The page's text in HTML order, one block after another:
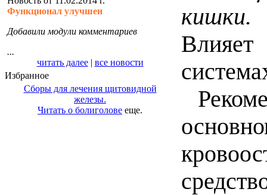
Функционал улучшен
Добавили модули комментариев
...
читать далее| все новости
Избранное
Сборы для лечения щитовидной
железы.
Читать о болиголове еще.
кишки.